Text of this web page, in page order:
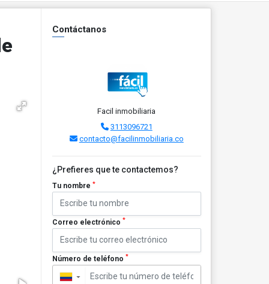
Contáctanos
Facil inmobiliaria
3113096721
contacto@facilinmobiliaria.co
¿Prefieres que te contactemos?
Tu nombre *
Correo electrónico *
Número de teléfono *
▼